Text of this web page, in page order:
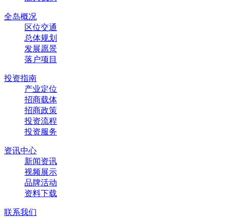
全岛概况
区位交通
总体规划
发展愿景
落户项目
投资指南
产业定位
招商载体
招商政策
投资流程
投资服务
资讯中心
新闻资讯
视频展示
品牌活动
资料下载
联系我们